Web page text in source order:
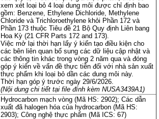
xem xét loại bỏ 4 loại dung môi được chỉ định bao
gồm: Benzene, Ethylene Dichloride, Methylene
Chloride và Trichloroethylene khỏi Phần 172 và
Phần 173 thuộc Tiêu đề 21 Bộ Quy định Liên bang
Hoa Kỳ (21 CFR Parts 172 and 173).
Việc mở lại thời hạn lấy ý kiến tạo điều kiện cho
các bên liên quan bổ sung các dữ liệu cập nhật và
các thông tin khác trong vòng 2 năm qua và đóng
góp ý kiến về vấn đề thực tiễn đối với nhà sản xuất
thực phẩm khi loại bỏ dần các dung môi này.
Thời hạn góp ý trước ngày 29/6/2026.
(Nội dung chi tiết tại file đính kèm NUSA3439A1)
Hydrocarbon mạch vòng (Mã HS: 2902); Các dẫn
xuất đã halogen hóa của hydrocarbon (Mã HS:
2903); Công nghệ thực phẩm (Mã ICS: 67)